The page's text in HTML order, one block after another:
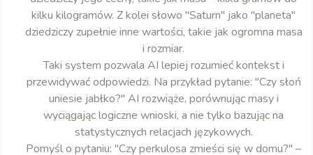
kilku kilogramów. Z kolei słowo "Saturn" jako "planeta"
dziedziczy zupełnie inne wartości, takie jak ogromna masa
i rozmiar.
Taki system pozwala AI lepiej rozumieć kontekst i
przewidywać odpowiedzi. Na przykład pytanie: "Czy słoń
uniesie jabłko?" AI rozwiąże, porównując masy i
wyciągając logiczne wnioski, a nie tylko bazując na
statystycznych relacjach językowych.
Pomyśl o pytaniu: "Czy perkulosa zmieści się w domu?" –